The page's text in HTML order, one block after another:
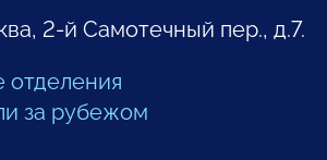
2-й Самотечный пер., д.7.
отделения
за рубежом